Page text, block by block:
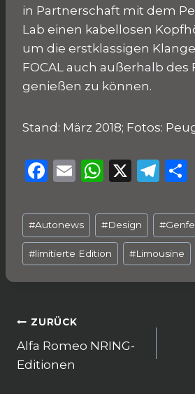
in Partnerschaft mit dem
Lab einen kabellosen
um die erstklassigen
FOCAL auch außerhalb des
genießen zu können.
Stand: März 2018; Fotos:
F
c
e
b
o
k
E
ai
l
W
a
ts
A
p
X
T
e
g
ra
m
Schlagworte:
#Autonews #Design #
#limitierte Edition #Limousine
ZURÜCK
Alfa Romeo NRING-
Editionen